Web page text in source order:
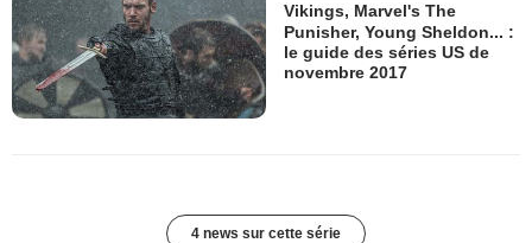
Vikings, Marvel's The
Punisher, Young Sheldon... :
le guide des séries US de
novembre 2017
4 news sur cette série